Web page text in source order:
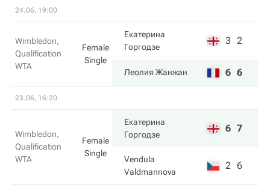
24.06, 19:00
Wimbledon,
Qualification
WTA
Female
Single
Екатерина
Горгодзе
3 2
Леолия Жанжан 6 6
23.06, 16:20
Wimbledon,
Qualification
WTA
Female
Single
Екатерина
Горгодзе
6 7
Vendula
Valdmannova
2 6